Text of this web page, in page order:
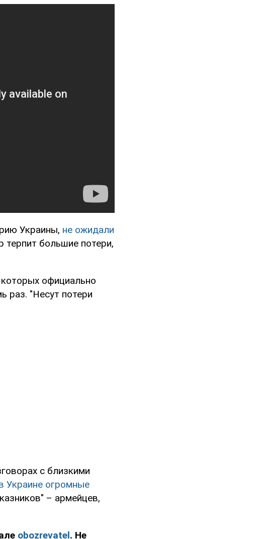
Украины, не ожидали
терпит большие потери,
официально
раз. "Несут потери
с близкими
Украине огромные
– армейцев,
obozrevatel. Не